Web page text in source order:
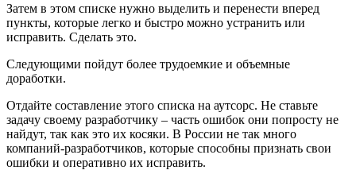
Затем в этом списке нужно выделить и перенести вперед
пункты, которые легко и быстро можно устранить или
исправить. Сделать это.
Следующими пойдут более трудоемкие и объемные
доработки.
Отдайте составление этого списка на аутсорс. Не ставьте
задачу своему разработчику – часть ошибок они попросту не
найдут, так как это их косяки. В России не так много
компаний-разработчиков, которые способны признать свои
ошибки и оперативно их исправить.